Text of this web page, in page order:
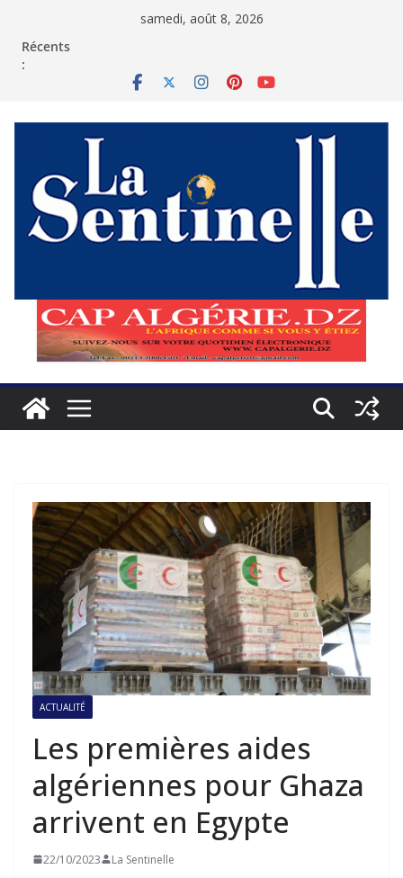
samedi, août 8, 2026
Récents
:
ACTUALITÉ
Les premières aides
algériennes pour Ghaza
arrivent en Egypte
22/10/2023 La Sentinelle